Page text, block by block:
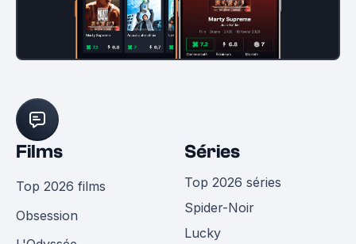
Films
Top 2026 films
Obsession
Séries
Top 2026 séries
Spider-Noir
Lucky